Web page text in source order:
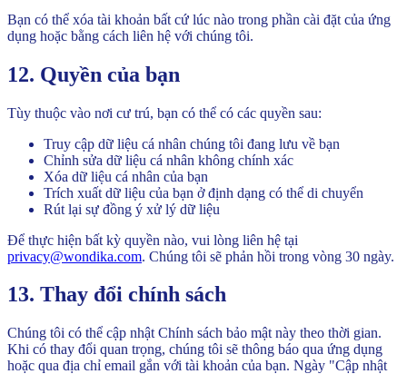
Bạn có thể xóa tài khoản bất cứ lúc nào trong phần cài đặt của ứng
dụng hoặc bằng cách liên hệ với chúng tôi.
12. Quyền của bạn
Tùy thuộc vào nơi cư trú, bạn có thể có các quyền sau:
Truy cập dữ liệu cá nhân chúng tôi đang lưu về bạn
Chỉnh sửa dữ liệu cá nhân không chính xác
Xóa dữ liệu cá nhân của bạn
Trích xuất dữ liệu của bạn ở định dạng có thể di chuyển
Rút lại sự đồng ý xử lý dữ liệu
Để thực hiện bất kỳ quyền nào, vui lòng liên hệ tại
privacy@wondika.com. Chúng tôi sẽ phản hồi trong vòng 30 ngày.
13. Thay đổi chính sách
Chúng tôi có thể cập nhật Chính sách bảo mật này theo thời gian.
Khi có thay đổi quan trọng, chúng tôi sẽ thông báo qua ứng dụng
hoặc qua địa chỉ email gắn với tài khoản của bạn. Ngày "Cập nhật